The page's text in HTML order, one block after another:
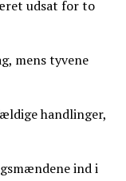
udsat for to
mens tyvene
handlinger,
ind i